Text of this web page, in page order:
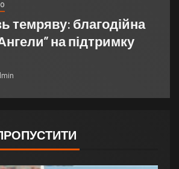
темряву: благодійна
на підтримку